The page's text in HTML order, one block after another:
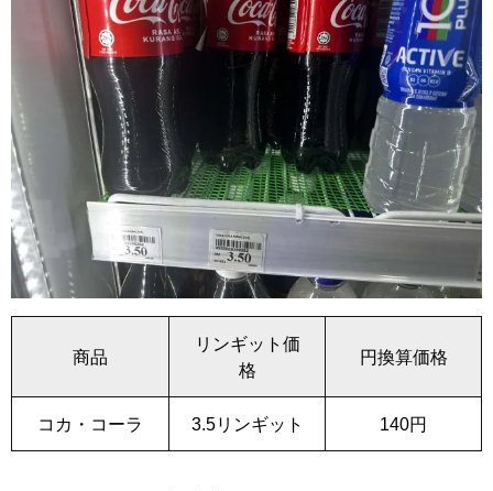
商品
リンギット価
格
円換算価格
コカ・コーラ 3.5リンギット 140円